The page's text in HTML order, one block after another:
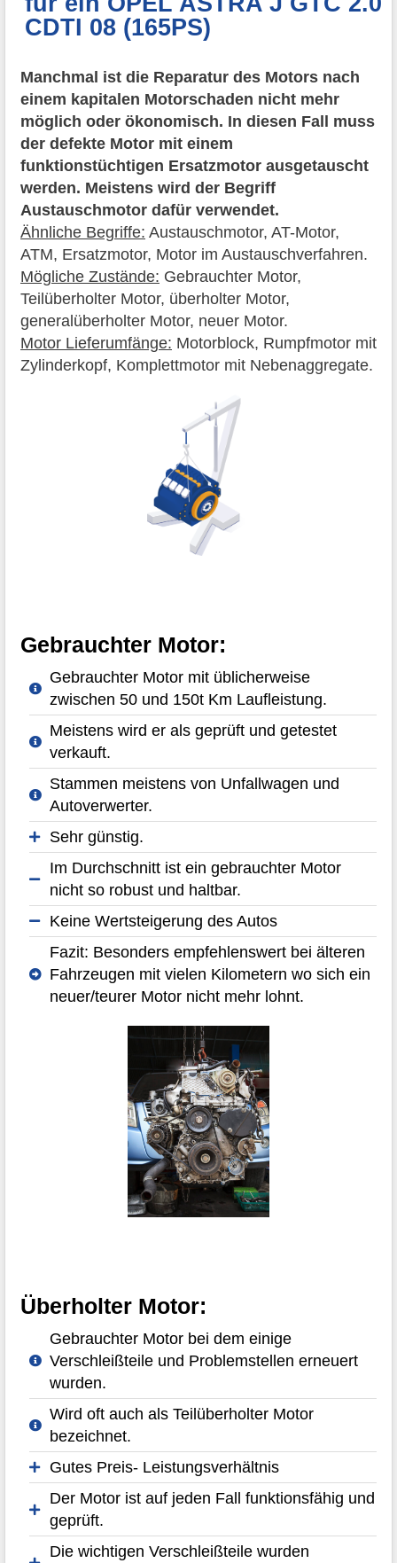
CDTI 08 (165PS)
Manchmal ist die Reparatur des Motors nach
einem kapitalen Motorschaden nicht mehr
möglich oder ökonomisch. In diesen Fall muss
der defekte Motor mit einem
funktionstüchtigen Ersatzmotor ausgetauscht
werden. Meistens wird der Begriff
Austauschmotor dafür verwendet.
Ähnliche Begriffe: Austauschmotor, AT-Motor,
ATM, Ersatzmotor, Motor im Austauschverfahren.
Mögliche Zustände: Gebrauchter Motor,
Teilüberholter Motor, überholter Motor,
generalüberholter Motor, neuer Motor.
Motor Lieferumfänge: Motorblock, Rumpfmotor mit
Zylinderkopf, Komplettmotor mit Nebenaggregate.
Gebrauchter Motor:
Gebrauchter Motor mit üblicherweise
zwischen 50 und 150t Km Laufleistung.
Meistens wird er als geprüft und getestet
verkauft.
Stammen meistens von Unfallwagen und
Autoverwerter.
Sehr günstig.
Im Durchschnitt ist ein gebrauchter Motor
nicht so robust und haltbar.
Keine Wertsteigerung des Autos
Fazit: Besonders empfehlenswert bei älteren
Fahrzeugen mit vielen Kilometern wo sich ein
neuer/teurer Motor nicht mehr lohnt.
Überholter Motor:
Gebrauchter Motor bei dem einige
Verschleißteile und Problemstellen erneuert
wurden.
Wird oft auch als Teilüberholter Motor
bezeichnet.
Gutes Preis- Leistungsverhältnis
Der Motor ist auf jeden Fall funktionsfähig und
geprüft.
Die wichtigen Verschleißteile wurden